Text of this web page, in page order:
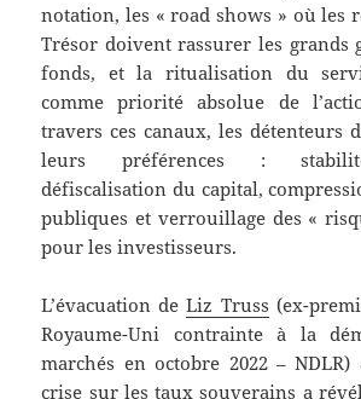
notation, les « road shows » où les
Trésor doivent rassurer les grands
fonds, et la ritualisation du
comme priorité absolue de
travers ces canaux, les détenteurs
leurs préférences :
défiscalisation du capital,
publiques et verrouillage des «
pour les investisseurs.
L’évacuation deLiz Truss (ex-
Royaume-Uni contrainte à la
marchés en octobre 2022 – NDLR)
crise sur les taux souverains a